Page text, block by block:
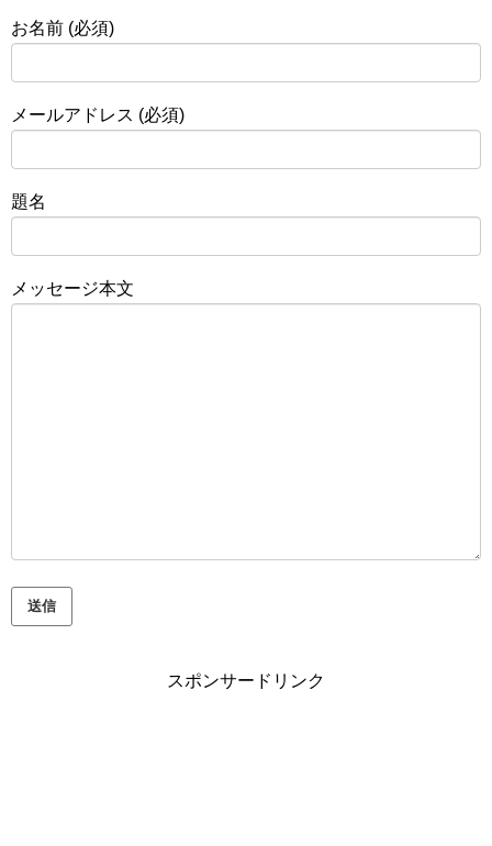
お名前 (必須)
メールアドレス (必須)
題名
メッセージ本文
スポンサードリンク